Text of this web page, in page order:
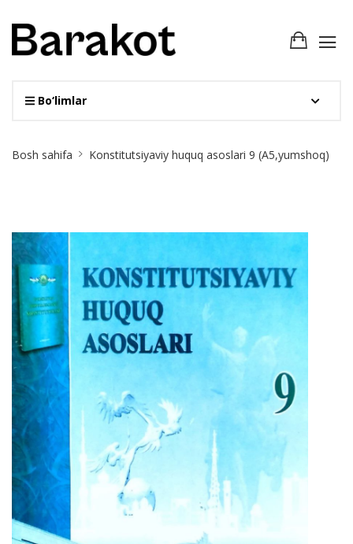
Bo‘limlar
Breadcrumb
Bosh sahifa Konstitutsiyaviy huquq asoslari 9 (A5,yumshoq)